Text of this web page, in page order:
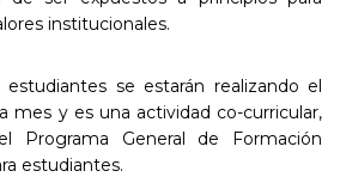
institucionales.
se estarán realizando el
mes y es una actividad co-curricular,
Programa General de Formación
estudiantes.